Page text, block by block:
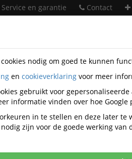
en garantie Contact
Printer supplies 3D Filamenten
PLA RFID 1,75mm
vanaf aankoop 2 eenheden, zie
€ 14,68 excl. BTW bij aankoop
nodig om goed te kunnen
en cookieverklaring voor meer
gebruikt voor
informatie vinden over hoe
in te stellen en deze later
zijn voor de goede werking